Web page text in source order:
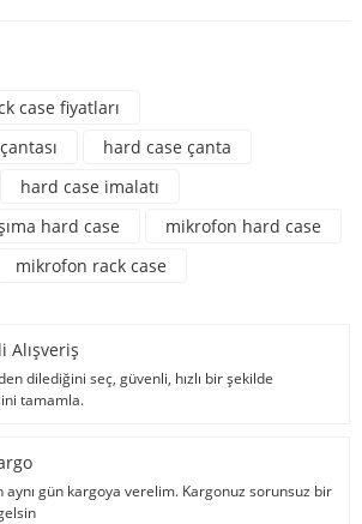
case fiyatları
hard case çanta
hard case imalatı
hard case
mikrofon hard case
mikrofon rack case
Alışveriş
dilediğini seç, güvenli, hızlı bir şekilde
tamamla.
aynı gün kargoya verelim. Kargonuz sorunsuz bir